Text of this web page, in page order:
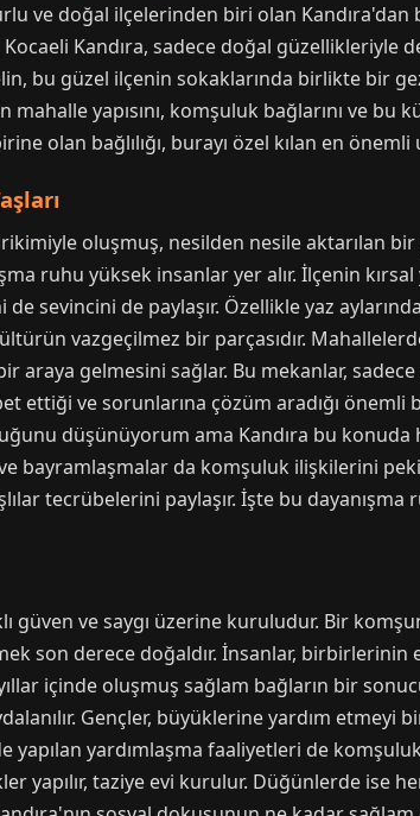
ve doğal ilçelerinden biri olan
Kocaeli Kandıra, sadece doğal
bu güzel ilçenin sokaklarında birlikte bir
yapısını, komşuluk bağlarını ve
olan bağlılığı, burayı özel kılan en
oluşmuş, nesilden nesile aktarılan
ruhu yüksek insanlar yer alır. İlçenin
sevincini de paylaşır. Özellikle yaz
vazgeçilmez bir parçasıdır.
araya gelmesini sağlar. Bu mekanlar,
ettiği ve sorunlarına çözüm aradığı önemli
düşünüyorum ama Kandıra bu konuda
bayramlaşmalar da komşuluk ilişkilerini
tecrübelerini paylaşır. İşte bu
güven ve saygı üzerine kuruludur. Bir
son derece doğaldır. İnsanlar, birbirlerinin
içinde oluşmuş sağlam bağların bir
Gençler, büyüklerine yardım etmeyi
yapılan yardımlaşma faaliyetleri de
yapılır, taziye evi kurulur. Düğünlerde ise